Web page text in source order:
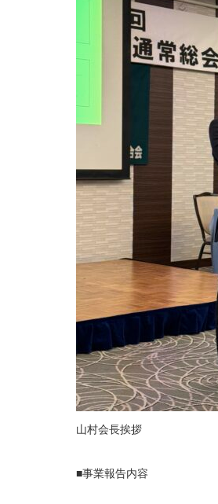
山村会長挨拶
■事業報告内容